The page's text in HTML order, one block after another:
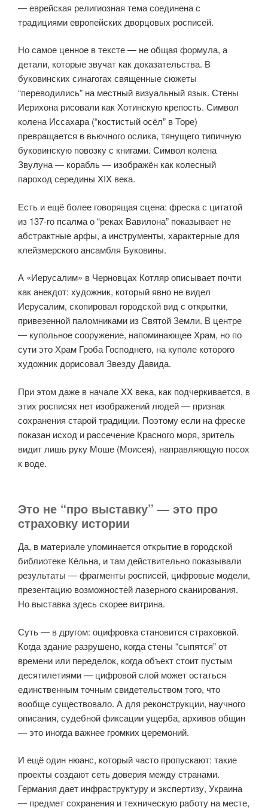
— еврейская религиозная тема соединена с
традициями европейских дворцовых росписей.
Но самое ценное в тексте — не общая формула, а
детали, которые звучат как доказательства. В
буковинских синагогах священные сюжеты
“переводились” на местный визуальный язык. Стены
Иерихона рисовали как Хотинскую крепость. Символ
колена Иссахара (“костистый осёл” в Торе)
превращается в вьючного ослика, тянущего типичную
буковинскую повозку с книгами. Символ колена
Звулуна — корабль — изображён как колесный
пароход середины XIX века.
Есть и ещё более говорящая сцена: фреска с цитатой
из 137-го псалма о “реках Вавилона” показывает не
абстрактные арфы, а инструменты, характерные для
клейзмерского ансамбля Буковины.
А «Иерусалим» в Черновцах Котляр описывает почти
как анекдот: художник, который явно не видел
Иерусалим, скопировал городской вид с открытки,
привезенной паломниками из Святой Земли. В центре
— купольное сооружение, напоминающее Храм, но по
сути это Храм Гроба Господнего, на куполе которого
художник дорисовал Звезду Давида.
При этом даже в начале XX века, как подчеркивается, в
этих росписях нет изображений людей — признак
сохранения старой традиции. Поэтому если на фреске
показан исход и рассечение Красного моря, зритель
видит лишь руку Моше (Моисея), направляющую посох
к воде.
Это не “про выставку” — это про
страховку истории
Да, в материале упоминается открытие в городской
библиотеке Кёльна, и там действительно показывали
результаты — фрагменты росписей, цифровые модели,
презентацию возможностей лазерного сканирования.
Но выставка здесь скорее витрина.
Суть — в другом: оцифровка становится страховкой.
Когда здание разрушено, когда стены “сыпятся” от
времени или переделок, когда объект стоит пустым
десятилетиями — цифровой слой может остаться
единственным точным свидетельством того, что
вообще существовало. А для реконструкции, научного
описания, судебной фиксации ущерба, архивов общин
— это иногда важнее громких церемоний.
И ещё один нюанс, который часто пропускают: такие
проекты создают сеть доверия между странами.
Германия дает инфраструктуру и экспертизу, Украина
— предмет сохранения и техническую работу на месте,